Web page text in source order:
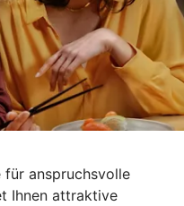
anspruchsvolle
Ihnen attraktive